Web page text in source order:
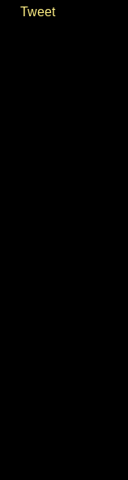
Tweet